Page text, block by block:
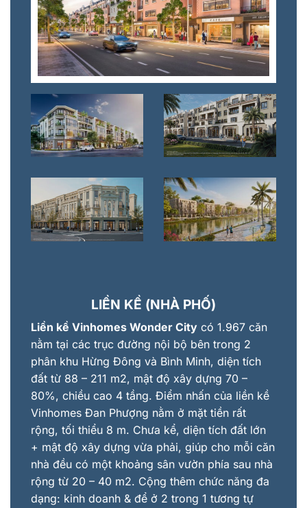
LIỀN KỀ (NHÀ PHỐ)
Liền kề Vinhomes Wonder City có 1.967 căn
nằm tại các trục đường nội bộ bên trong 2
phân khu Hừng Đông và Bình Minh, diện tích
đất từ 88 – 211 m2, mật độ xây dựng 70 –
80%, chiều cao 4 tầng. Điểm nhấn của liền kề
Vinhomes Đan Phượng nằm ở mặt tiền rất
rộng, tối thiểu 8 m. Chưa kể, diện tích đất lớn
+ mật độ xây dựng vừa phải, giúp cho mỗi căn
nhà đều có một khoảng sân vườn phía sau nhà
rộng từ 20 – 40 m2. Cộng thêm chức năng đa
dạng: kinh doanh & để ở 2 trong 1 tương tự